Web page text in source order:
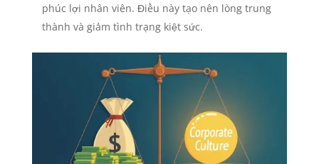
phúc lợi nhân viên. Điều này tạo nên lòng trung
thành và giảm tình trạng kiệt sức.